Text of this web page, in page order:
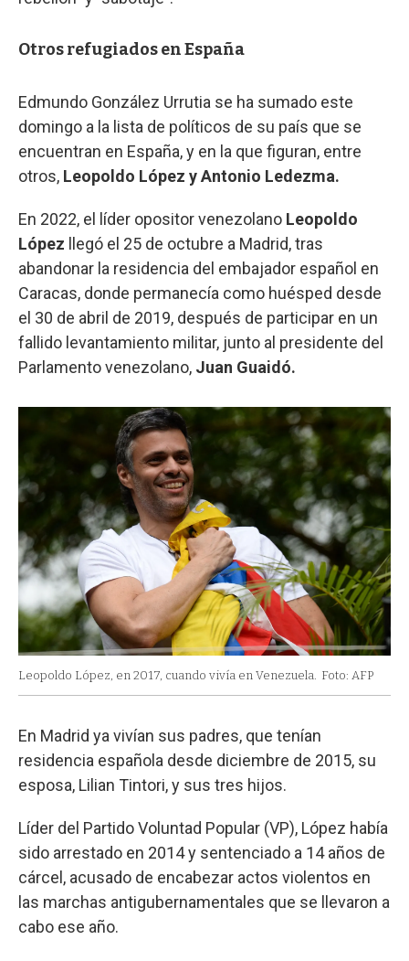
Otros refugiados en España
Edmundo González Urrutia se ha sumado este
domingo a la lista de políticos de su país que se
encuentran en España, y en la que figuran, entre
otros, Leopoldo López y Antonio Ledezma.
En 2022, el líder opositor venezolano Leopoldo
López
llegó el 25 de octubre a Madrid, tras
abandonar la residencia del embajador español en
Caracas, donde permanecía como huésped desde
el 30 de abril de 2019, después de participar en un
fallido levantamiento militar, junto al presidente del
Parlamento venezolano, Juan Guaidó.
Leopoldo López, en 2017, cuando vivía en Venezuela. Foto: AFP
En Madrid ya vivían sus padres, que tenían
residencia española desde diciembre de 2015, su
esposa, Lilian Tintori, y sus tres hijos.
Líder del Partido Voluntad Popular (VP), López había
sido arrestado en 2014 y sentenciado a 14 años de
cárcel, acusado de encabezar actos violentos en
las marchas antigubernamentales que se llevaron a
cabo ese año.